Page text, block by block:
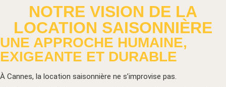
NOTRE VISION DE LA
LOCATION SAISONNIÈRE
UNE APPROCHE HUMAINE,
EXIGEANTE ET DURABLE
À Cannes, la location saisonnière ne s’improvise pas.